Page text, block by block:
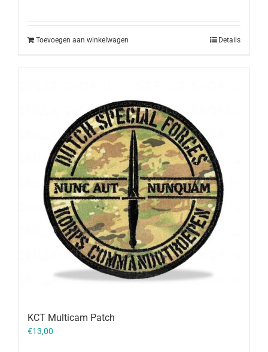
Toevoegen aan winkelwagen Details
KCT Multicam Patch
€13,00